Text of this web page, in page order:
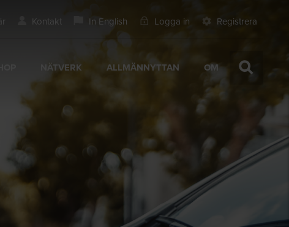
Kontakt In English Logga in Registrera
NÄTVERK ALLMÄNNYTTAN OM